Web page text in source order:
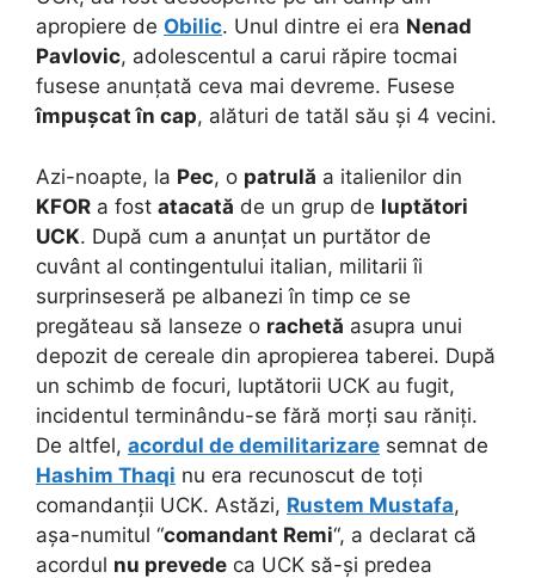
apropiere de Obilic. Unul dintre ei era Nenad
Pavlovic, adolescentul a carui răpire tocmai
fusese anunțată ceva mai devreme. Fusese
împușcat în cap, alături de tatăl său și 4 vecini.
Azi-noapte, la Pec, o patrulă a italienilor din
KFOR a fost atacată de un grup de luptători
UCK. După cum a anunțat un purtător de
cuvânt al contingentului italian, militarii îi
surprinseseră pe albanezi în timp ce se
pregăteau să lanseze o rachetă asupra unui
depozit de cereale din apropierea taberei. După
un schimb de focuri, luptătorii UCK au fugit,
incidentul terminându-se fără morți sau răniți.
De altfel, acordul de demilitarizare semnat de
Hashim Thaqi nu era recunoscut de toți
comandanții UCK. Astăzi, Rustem Mustafa,
așa-numitul “comandant Remi“, a declarat că
acordul nu prevede ca UCK să-și predea